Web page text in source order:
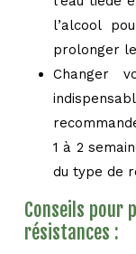
l’alcool
prolonger
Changer
1 à 2
du type de
Conseils pour
résistances :